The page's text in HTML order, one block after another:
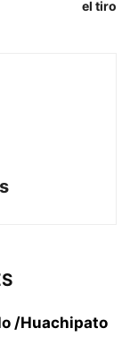
el tiro
/Huachipato